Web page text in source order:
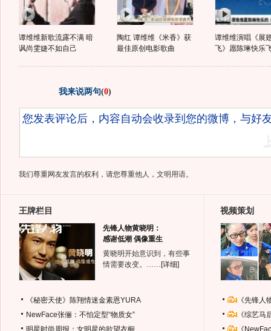
谭维维新歌流露不满 暗
讽尚雯婕不如自己
陶红 谭维维《米香》获
最佳原创电影歌曲
谭维维演唱《展
飞》愿陈琳快乐
我来说两句(0)
我们尊重网友发言的权利，请您尊重他人，文明用语。
王牌栏目
先锋人物黄晓明：
感谢低潮 偶像重生
黄晓明开始意识到，有些事
情需要改变。…… [详细]
《秘密天使》陈翔情迷金素恩YURA
NewFace张俪：不怕定型“物质女”
明星时尚周报：女明星的欲望衣橱
视频策划
《先锋
《综艺
《